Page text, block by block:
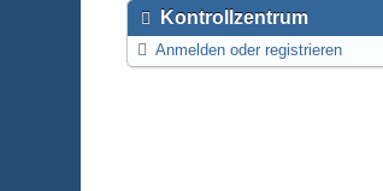
Kontrollzentrum
Anmelden oder registrieren